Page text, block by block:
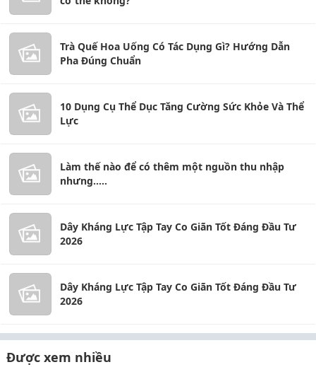
Trà Quế Hoa Uống Có Tác Dụng Gì? Hướng Dẫn
Pha Đúng Chuẩn
10 Dụng Cụ Thể Dục Tăng Cường Sức Khỏe Và Thể
Lực
Làm thế nào để có thêm một nguồn thu nhập
nhưng.....
Dây Kháng Lực Tập Tay Co Giãn Tốt Đáng Đầu Tư
2026
Dây Kháng Lực Tập Tay Co Giãn Tốt Đáng Đầu Tư
2026
Được xem nhiều